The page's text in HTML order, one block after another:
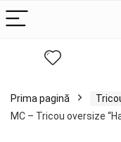
Prima pagină
MC – Tricou oversize